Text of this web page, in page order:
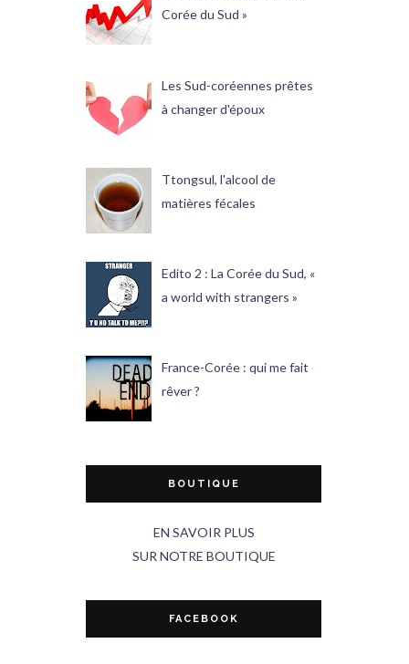
Corée du Sud »
Les Sud-coréennes prêtes
à changer d'époux
Ttongsul, l'alcool de
matières fécales
Edito 2 : La Corée du Sud, «
a world with strangers »
France-Corée : qui me fait
rêver ?
BOUTIQUE
EN SAVOIR PLUS
SUR NOTRE BOUTIQUE
FACEBOOK